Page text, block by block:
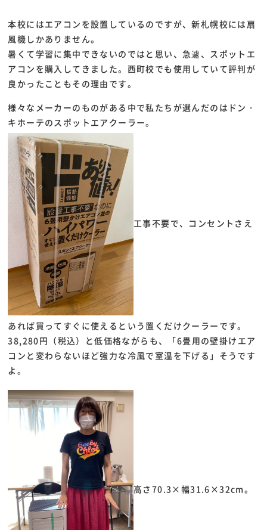
本校にはエアコンを設置しているのですが、新札幌校には扇
風機しかありません。
暑くて学習に集中できないのではと思い、急遽、スポットエ
アコンを購入してきました。西町校でも使用していて評判が
良かったこともその理由です。
様々なメーカーのものがある中で私たちが選んだのはドン・
キホーテのスポットエアクーラー。
工事不要で、コンセントさえ
あれば買ってすぐに使えるという置くだけクーラーです。
38,280円（税込）と低価格ながらも、「6畳用の壁掛けエア
コンと変わらないほど強力な冷風で室温を下げる」そうです
よ。
高さ70.3×幅31.6×32cm。